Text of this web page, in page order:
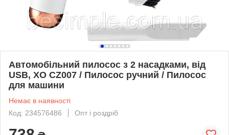
Автомобільний пилосос з 2 насадками, від
USB, XO CZ007 / Пилосос ручний / Пилосос
для машини
Немає в наявності
Код: 234576486
Опт і роздріб